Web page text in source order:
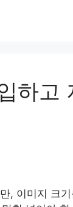
하고
, 이미지 크